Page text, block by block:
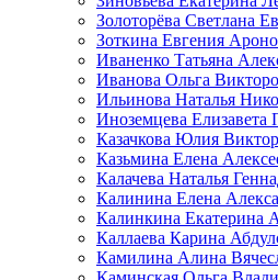
Золоторёва Светлана
Зоткина Евгения
Иваненко Татьяна
Иванова Ольга
Ильинова Наталья
Иноземцева Елизавета
Казачкова Юлия
Казьмина Елена
Калачева Наталья
Калинина Елена
Калинкина Екатерина
Каллаева Карина
Камилина Алина